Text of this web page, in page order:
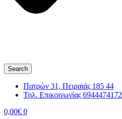
Search
Πατρών 31, Πειραιάς 185 44
Τηλ. Επικοινωνίας 6944474172
0,00€ 0